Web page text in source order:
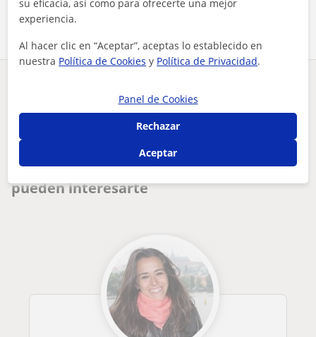
Inglés Zamora
profesor de apoyo escolar especializado em enseñanza a estra...
Otros profesores de Inglés en Porto que
pueden interesarte
su eficacia, así como para ofrecerte una mejor
experiencia.
Al hacer clic en “Aceptar”, aceptas lo establecido en
nuestra Política de Cookies y Política de Privacidad.
Panel de Cookies
Rechazar
Aceptar